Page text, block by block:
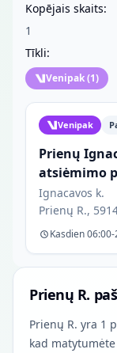
Kopējais skaits:
1
Tīkli:
Venipak(1)
Venipak
Prienų
atsiėmimo
Ignacavos k.
Prienų R.,
Kasdien
Prienų R.
Prienų R. yra 1
kad